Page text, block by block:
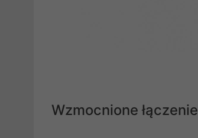
Wzmocnione łączenie